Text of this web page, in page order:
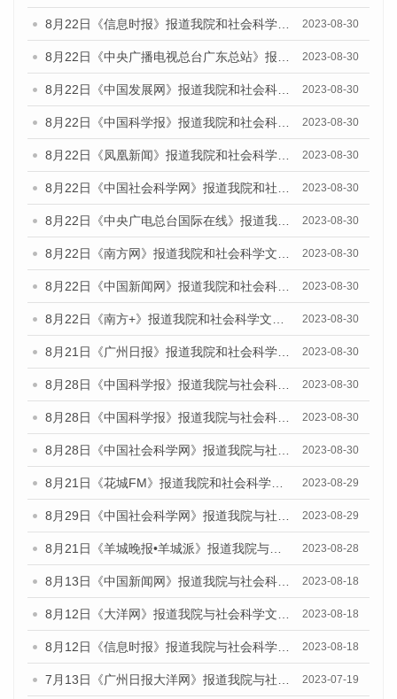
8月22日《信息时报》报道我院和社会科学文献出版社联合发布《广州数字经济发展报告（2023）》蓝皮书的媒体报道 2023-08-30
8月22日《中央广播电视总台广东总站》报道我院和社会科学文献出版社联合发布《广州数字经济发展报告（2023）》蓝皮书的媒体报道 2023-08-30
8月22日《中国发展网》报道我院和社会科学文献出版社联合发布《广州数字经济发展报告（2023）》蓝皮书的媒体报道 2023-08-30
8月22日《中国科学报》报道我院和社会科学文献出版社联合发布《广州数字经济发展报告（2023）》蓝皮书的媒体报道 2023-08-30
8月22日《凤凰新闻》报道我院和社会科学文献出版社联合发布《广州数字经济发展报告（2023）》蓝皮书的媒体报道 2023-08-30
8月22日《中国社会科学网》报道我院和社会科学文献出版社联合发布《广州数字经济发展报告（2023）》蓝皮书的媒体报道 2023-08-30
8月22日《中央广电总台国际在线》报道我院和社会科学文献出版社联合发布《广州数字经济发展报告（2023）》蓝皮书的媒体报道 2023-08-30
8月22日《南方网》报道我院和社会科学文献出版社联合发布《广州数字经济发展报告（2023）》蓝皮书的媒体报道 2023-08-30
8月22日《中国新闻网》报道我院和社会科学文献出版社联合发布《广州数字经济发展报告（2023）》蓝皮书的媒体报道 2023-08-30
8月22日《南方+》报道我院和社会科学文献出版社联合发布《广州数字经济发展报告（2023）》蓝皮书的媒体报道 2023-08-30
8月21日《广州日报》报道我院和社会科学文献出版社联合发布《广州数字经济发展报告（2023）》蓝皮书的媒体文章 2023-08-30
8月28日《中国科学报》报道我院与社会科学文献出版社联合发布《广州蓝皮书：广州创新型城市发展报告（2023）》的媒体文章 2023-08-30
8月28日《中国科学报》报道我院与社会科学文献出版社联合发布《广州蓝皮书：广州创新型城市发展报告（2023）》的媒体文章 2023-08-30
8月28日《中国社会科学网》报道我院与社会科学文献出版社联合发布《广州蓝皮书：广州创新型城市发展报告（2023）》的媒体文章 2023-08-30
8月21日《花城FM》报道我院和社会科学文献出版社联合发布《广州数字经济发展报告（2023）》蓝皮书的媒体文章 2023-08-29
8月29日《中国社会科学网》报道我院与社会科学文献出版社联合发布《广州蓝皮书：广州文化产业发展报告（2022）》的媒体文章 2023-08-29
8月21日《羊城晚报•羊城派》报道我院与社会科学文献出版社联合发布《广州蓝皮书：广州数字经济发展报告（2023）》的媒体文章 2023-08-28
8月13日《中国新闻网》报道我院与社会科学文献出版社联合发布的《广州蓝皮书：广州社会发展报告（2023）》媒体文章 2023-08-18
8月12日《大洋网》报道我院与社会科学文献出版社联合发布的《广州蓝皮书：广州社会发展报告（2023）》媒体文章 2023-08-18
8月12日《信息时报》报道我院与社会科学文献出版社联合发布的《广州蓝皮书：广州社会发展报告（2023）》媒体文章 2023-08-18
7月13日《广州日报大洋网》报道我院与社会科学文献出版社联合发布了《广州蓝皮书：广州城乡融合发展报告（2023）》的视频采访 2023-07-19